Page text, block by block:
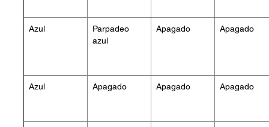
Azul
Parpadeo
azul
Apagado Apagado
Azul Apagado Apagado Apagado